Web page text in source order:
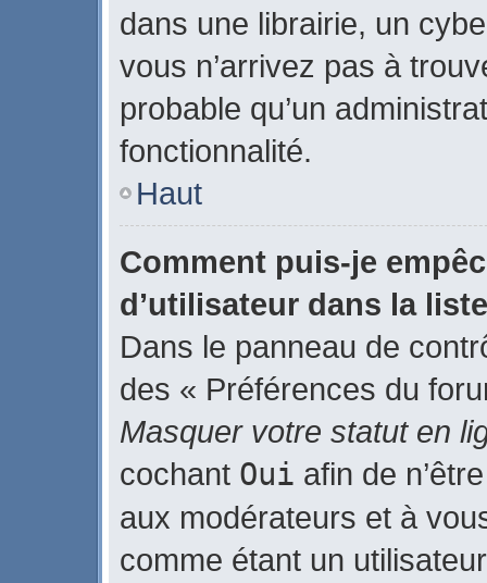
dans une librairie, un
vous n’arrivez pas à
probable qu’un
fonctionnalité.
Haut
Comment puis-je
d’utilisateur dans la
Dans le panneau de
des « Préférences du
Masquer votre statut en
cochant Oui afin de
aux modérateurs et à
comme étant un